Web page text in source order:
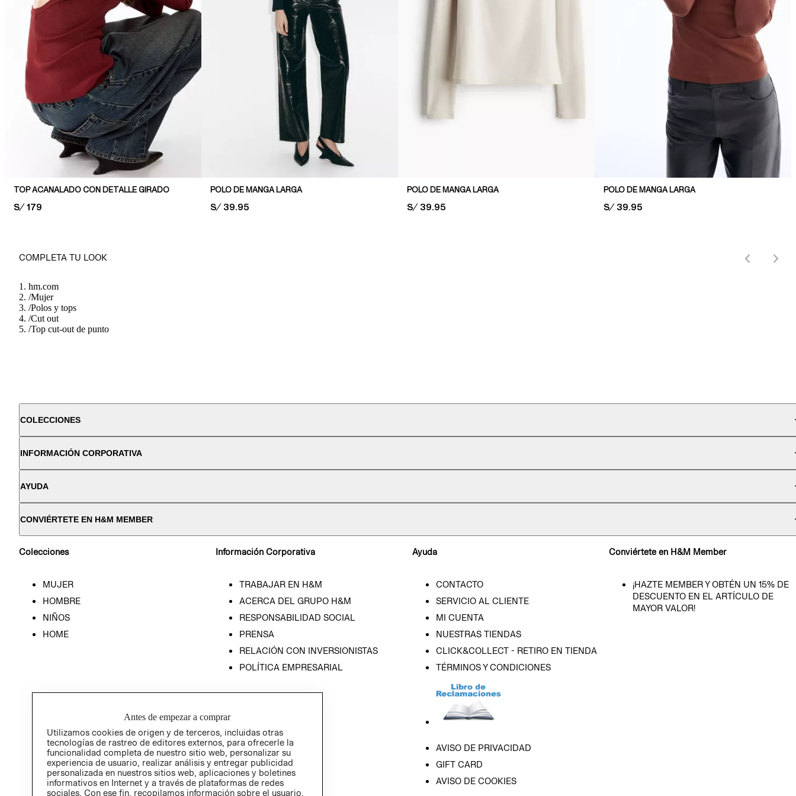
TOP ACANALADO CON DETALLE GIRADO
PRICE:
S/ 179
POLO DE MANGA LARGA
PRICE:
S/ 39.95
POLO DE MANGA LARGA
PRICE:
S/ 39.95
POLO DE MANGA LARGA
PRICE:
S/ 39.95
COMPLETA TU LOOK
hm.com
/Mujer
/Polos y tops
/Cut out
/Top cut-out de punto
COLECCIONES
INFORMACIÓN CORPORATIVA
AYUDA
CONVIÉRTETE EN H&M MEMBER
Colecciones
MUJER
HOMBRE
NIÑOS
HOME
Información Corporativa
TRABAJAR EN H&M
ACERCA DEL GRUPO H&M
RESPONSABILIDAD SOCIAL
PRENSA
RELACIÓN CON INVERSIONISTAS
POLÍTICA EMPRESARIAL
Ayuda
CONTACTO
SERVICIO AL CLIENTE
MI CUENTA
NUESTRAS TIENDAS
CLICK&COLLECT - RETIRO EN TIENDA
TÉRMINOS Y CONDICIONES
AVISO DE PRIVACIDAD
GIFT CARD
AVISO DE COOKIES
Conviértete en H&M Member
¡HAZTE MEMBER Y OBTÉN UN 15% DE
DESCUENTO EN EL ARTÍCULO DE
MAYOR VALOR!
Antes de empezar a comprar
Utilizamos cookies de origen y de terceros, incluidas otras
tecnologías de rastreo de editores externos, para ofrecerle la
funcionalidad completa de nuestro sitio web, personalizar su
experiencia de usuario, realizar análisis y entregar publicidad
personalizada en nuestros sitios web, aplicaciones y boletines
informativos en Internet y a través de plataformas de redes
sociales. Con ese fin, recopilamos información sobre el usuario,